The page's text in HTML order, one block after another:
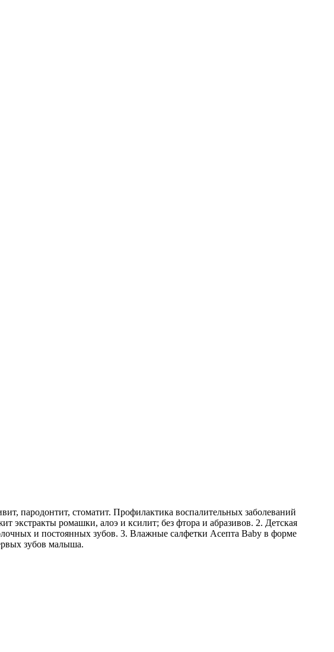
пародонтит, стоматит. Профилактика воспалительных заболеваний
экстракты ромашки, алоэ и ксилит; без фтора и абразивов. 2. Детская
и постоянных зубов. 3. Влажные салфетки Асепта Baby в форме
зубов малыша.